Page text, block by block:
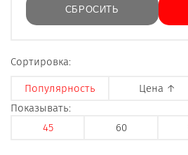
Сортировка:
Популярность Цена ↑
Показывать:
45
60